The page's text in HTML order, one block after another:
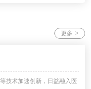
…
更多 >
技术加速创新，日益融入医